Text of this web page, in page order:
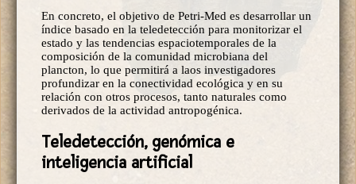
En concreto, el objetivo de Petri-Med es desarrollar un
índice basado en la teledetección para monitorizar el
estado y las tendencias espaciotemporales de la
composición de la comunidad microbiana del
plancton, lo que permitirá a laos investigadores
profundizar en la conectividad ecológica y en su
relación con otros procesos, tanto naturales como
derivados de la actividad antropogénica.
Teledetección, genómica e
inteligencia artificial